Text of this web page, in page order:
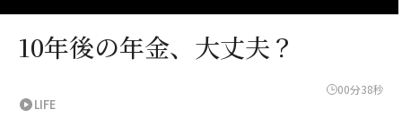
10年後の年金、大丈夫？
00分38秒
LIFE